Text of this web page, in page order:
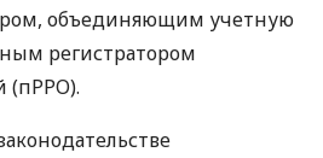
объединяющим учетную
регистратором
(пРРО).